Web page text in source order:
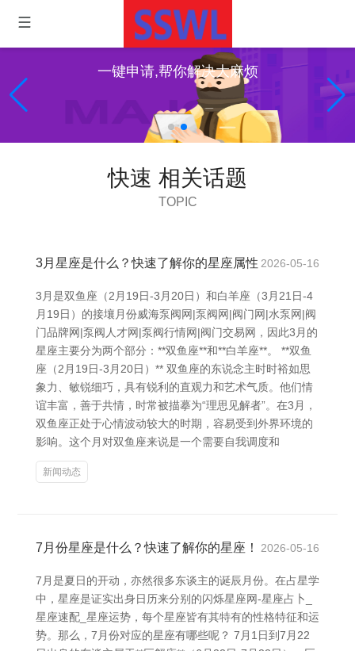
一键申请,帮你解决大麻烦
快速 相关话题
TOPIC
3月星座是什么？快速了解你的星座属性 2026-05-16
3月是双鱼座（2月19日-3月20日）和白羊座（3月21日-4
月19日）的接壤月份威海泵阀网|泵阀网|阀门网|水泵网|阀
门品牌网|泵阀人才网|泵阀行情网|阀门交易网，因此3月的
星座主要分为两个部分：**双鱼座**和**白羊座**。 **双鱼
座（2月19日-3月20日）** 双鱼座的东说念主时时裕如思
象力、敏锐细巧，具有锐利的直观力和艺术气质。他们情
谊丰富，善于共情，时常被描摹为“理思见解者”。在3月，
双鱼座正处于心情波动较大的时期，容易受到外界环境的
影响。这个月对双鱼座来说是一个需要自我调度和
新闻动态
7月份星座是什么？快速了解你的星座！ 2026-05-16
7月是夏日的开动，亦然很多东谈主的诞辰月份。在占星学
中，星座是证实出身日历来分别的闪烁星座网-星座占卜_
星座速配_星座运势，每个星座皆有其特有的性格特征和运
势。那么，7月份对应的星座有哪些呢？ 7月1日到7月22